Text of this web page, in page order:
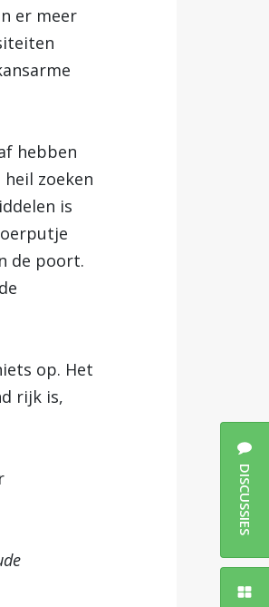
er meer
hebben
zoeken
is
de poort.
op. Het
rijk is,
DISCUSSIES